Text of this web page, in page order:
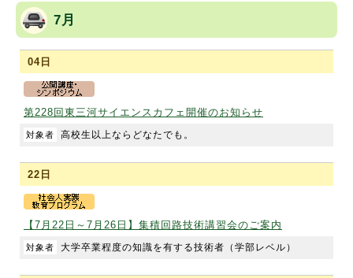
7月
04日
第228回東三河サイエンスカフェ開催のお知らせ
高校生以上ならどなたでも。
22日
【7月22日～7月26日】集積回路技術講習会のご案内
大学卒業程度の知識を有する技術者（学部レベル）